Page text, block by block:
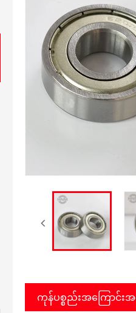
ကုန်ပစ္စည်းအကြောင်းအ